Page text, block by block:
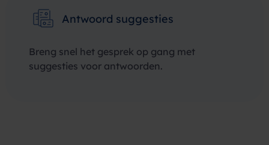
Antwoord suggesties
Breng snel het gesprek op gang met
suggesties voor antwoorden.